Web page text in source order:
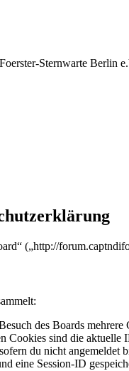
Sternwarte Berlin
(„http://
des Boards
Cookies sind die
du nicht
eine Session-ID